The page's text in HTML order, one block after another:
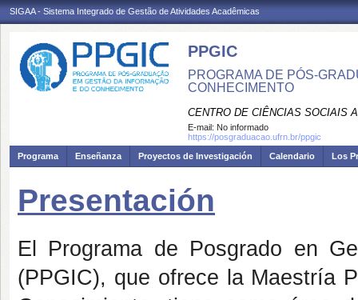
SIGAA - Sistema Integrado de Gestão de Atividades Acadêmicas
PPGIC
PROGRAMA DE PÓS-
CONHECIMENTO
CENTRO DE CIÊNCIAS SOCIAIS
E-mail: No informado
https://posgraduacao.ufrn.br/ppgic
Programa
Enseñanza Proyectos de Investigación Calendario Los
Presentación
El Programa de Posgrado en
(PPGIC), que ofrece la Maestría